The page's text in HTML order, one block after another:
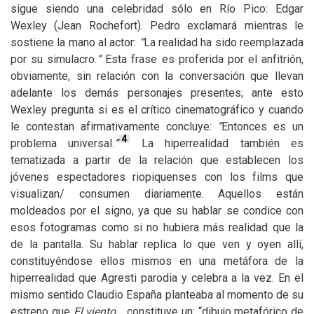
sigue siendo una celebridad sólo en Río Pico: Edgar
Wexley (Jean Rochefort). Pedro exclamará mientras le
sostiene la mano al actor: “La realidad ha sido reemplazada
por su simulacro. ” Esta frase es proferida por el anfitrión,
obviamente, sin relación con la conversación que llevan
adelante los demás personajes presentes; ante esto
Wexley pregunta si es el crítico cinematográfico y cuando
le contestan afirmativamente concluye:
“Entonces es un
problema universal. ” 4
La hiperrealidad también es
tematizada a partir de la relación que establecen los
jóvenes espectadores riopiquenses con los films que
visualizan/ consumen diariamente. Aquellos están
moldeados por el signo, ya que su hablar se condice con
esos fotogramas como si no hubiera más realidad que la
de la pantalla. Su hablar replica lo que ven y oyen allí,
constituyéndose ellos mismos en una metáfora de la
hiperrealidad que Agresti parodia y celebra a la vez. En el
mismo sentido Claudio España planteaba al momento de su